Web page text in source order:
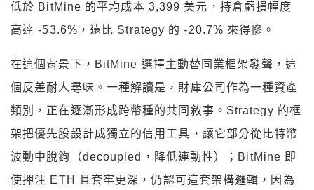
低於 BitMine 的平均成本 3,399 美元，持倉虧損幅度
高達 -53.6%，遠比 Strategy 的 -20.7% 來得慘。
在這個背景下，BitMine 選擇主動替同業框架發聲，這
個反差耐人尋味。一種解讀是，財庫公司作為一種資產
類別，正在逐漸形成跨幣種的共同敘事。Strategy 的框
架把優先股設計成獨立的信用工具，讓它部分從比特幣
波動中脫鉤（decoupled，降低連動性）；BitMine 即
使押注 ETH 且套牢更深，仍認可這套架構邏輯，因為